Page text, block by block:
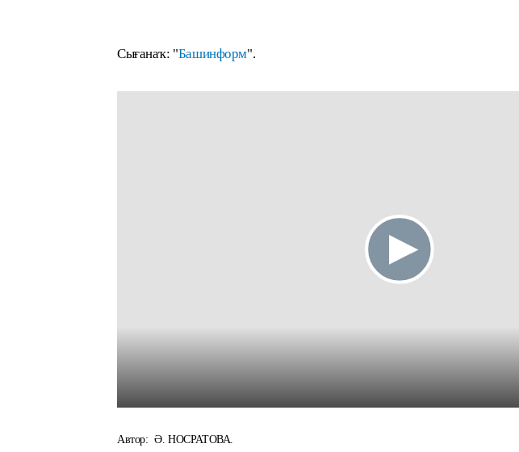
Сығанаҡ: "Башинформ".
Автор: Ә. НОСРАТОВА.